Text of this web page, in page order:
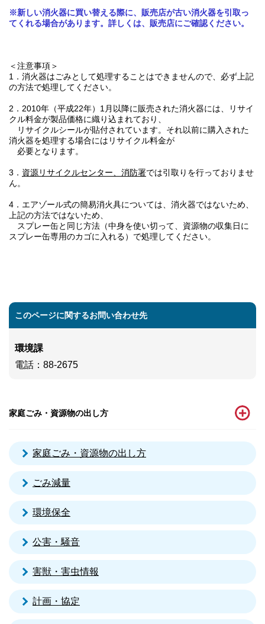
※新しい消火器に買い替える際に、販売店が古い消火器を引取っ
てくれる場合があります。詳しくは、販売店にご確認ください。
＜注意事項＞
1．消火器はごみとして処理することはできませんので、必ず上記
の方法で処理してください。
2．2010年（平成22年）1月以降に販売された消火器には、リサイ
クル料金が製品価格に織り込まれており、
リサイクルシールが貼付されています。それ以前に購入された
消火器を処理する場合にはリサイクル料金が
必要となります。
3． 資源リサイクルセンター、消防署では引取りを行っておりませ
ん。
4．エアゾール式の簡易消火具については、消火器ではないため、
上記の方法ではないため、
スプレー缶と同じ方法（中身を使い切って、資源物の収集日に
スプレー缶専用のカゴに入れる）で処理してください。
このページに関するお問い合わせ先
環境課
電話 ：88-2675
家庭ごみ・資源物の出し方
家庭ごみ・資源物の出し方
ごみ減量
環境保全
公害・騒音
害獣・害虫情報
計画・協定